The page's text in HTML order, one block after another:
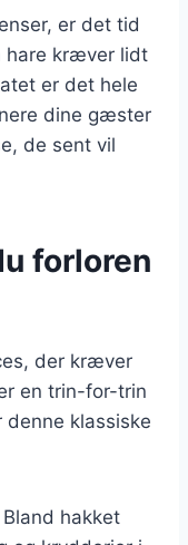
er det tid
hare kræver lidt
er det hele
dine gæster
de sent vil
forloren
der kræver
en trin-for-trin
klassiske
Bland hakket